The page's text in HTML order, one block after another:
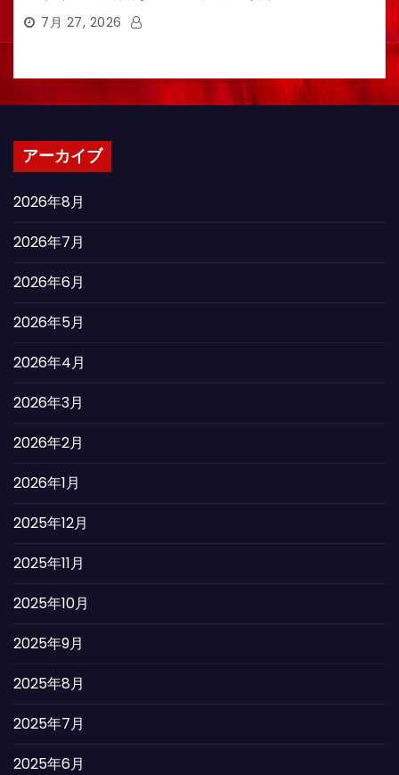
7月 27, 2026
アーカイブ
2026年8月
2026年7月
2026年6月
2026年5月
2026年4月
2026年3月
2026年2月
2026年1月
2025年12月
2025年11月
2025年10月
2025年9月
2025年8月
2025年7月
2025年6月